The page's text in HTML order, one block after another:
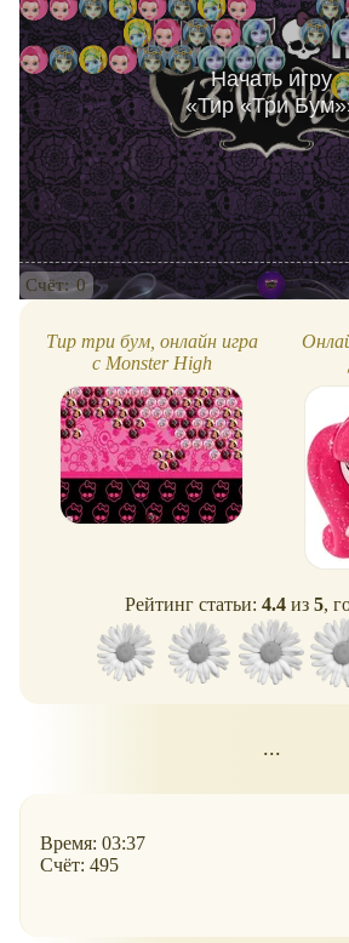
Счёт: 0
Начать игру
«Тир «Три Бум»
Тир три бум, онлайн игра
с Monster High
Рейтинг статьи: 4.4 из 5,
...
Время: 03:37
Счёт: 495